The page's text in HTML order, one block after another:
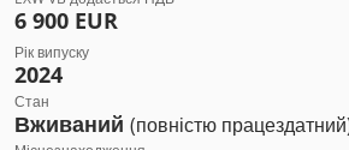
6 900 EUR
Рік випуску
2024
Стан
Вживаний (повністю